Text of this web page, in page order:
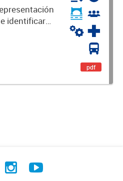
identificará
pdf